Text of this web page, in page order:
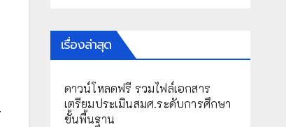
เรื่องล่าสุด
ดาวน์โหลดฟรี รวมไฟล์เอกสาร
เตรียมประเมินสมศ.ระดับการศึกษา
ขั้นพื้นฐาน